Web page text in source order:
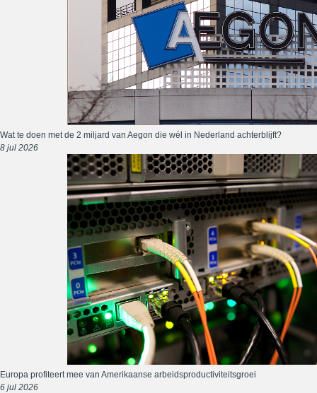
Wat te doen met de 2 miljard van Aegon die wél in Nederland achterblijft?
8 jul 2026
Europa profiteert mee van Amerikaanse arbeidsproductiviteitsgroei
6 jul 2026